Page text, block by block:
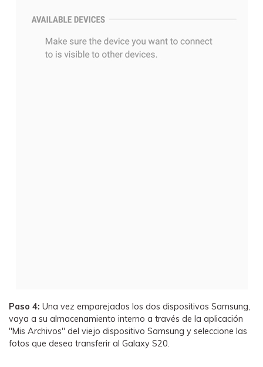
Paso 4: Una vez emparejados los dos dispositivos Samsung,
vaya a su almacenamiento interno a través de la aplicación
"Mis Archivos" del viejo dispositivo Samsung y seleccione las
fotos que desea transferir al Galaxy S20.